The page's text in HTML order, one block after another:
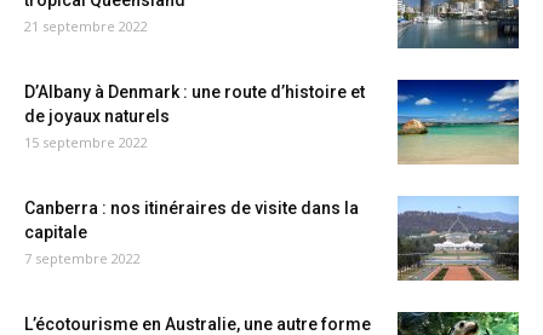
21 septembre 2022
D’Albany à Denmark : une route d’histoire et
de joyaux naturels
15 septembre 2022
Canberra : nos itinéraires de visite dans la
capitale
7 septembre 2022
L’écotourisme en Australie, une autre forme